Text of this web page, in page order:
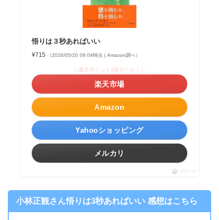
悟りは３秒あればいい
¥715 （2026/05/20 09:04時点 | Amazon調べ）
Amazon
＼楽天ポイント4倍セール！／
楽天市場
Yahooショッピング
メルカリ
ポチップ
小林正観さん悟りは3秒あればいい 感想はこちら